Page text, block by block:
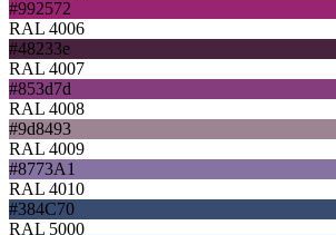
#992572
RAL 4006
#48233e
RAL 4007
#853d7d
RAL 4008
#9d8493
RAL 4009
#8773A1
RAL 4010
#384C70
RAL 5000